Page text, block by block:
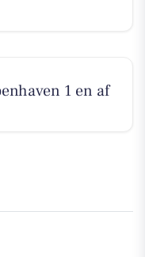
1 en af